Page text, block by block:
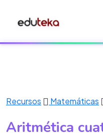
Recursos Matemáticas
Aritmética